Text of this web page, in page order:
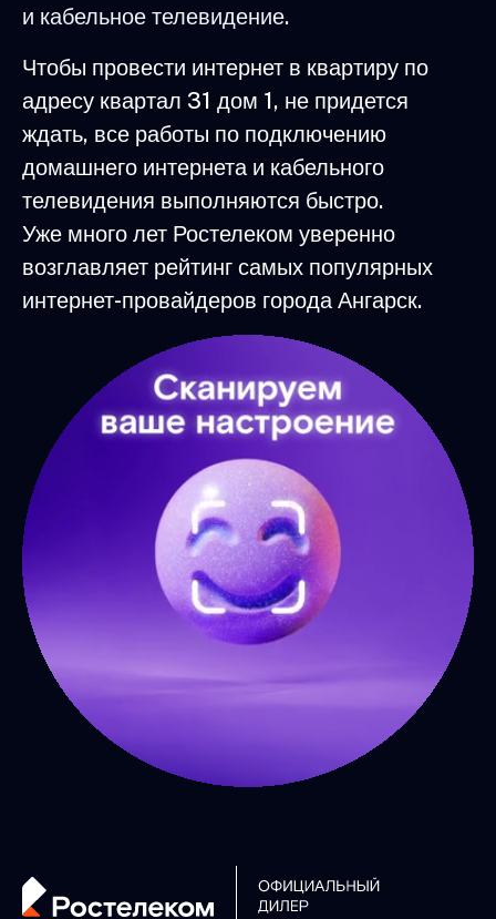
и кабельное телевидение.
Чтобы провести интернет в квартиру по
адресу квартал 31 дом 1, не придется
ждать, все работы по подключению
домашнего интернета и кабельного
телевидения выполняются быстро.
Уже много лет Ростелеком уверенно
возглавляет рейтинг самых популярных
интернет-провайдеров города Ангарск.